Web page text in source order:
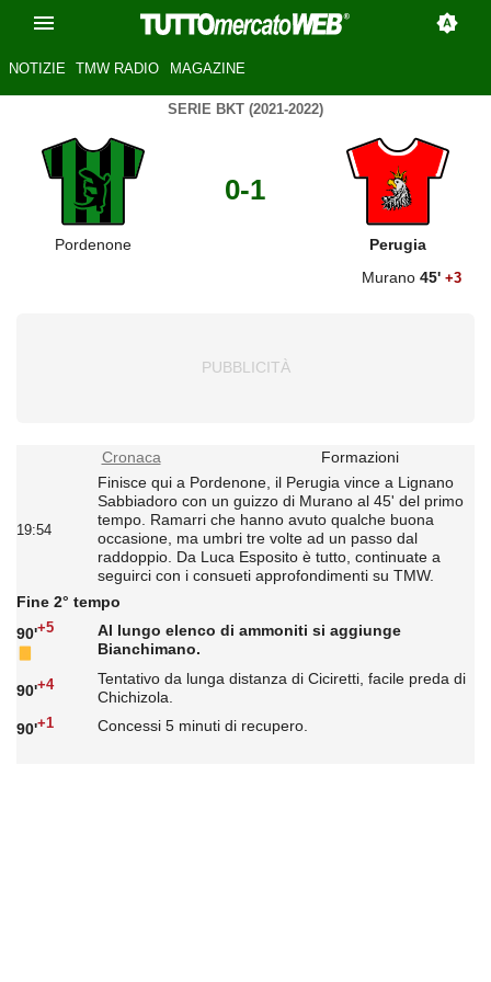
NOTIZIE TMW RADIO MAGAZINE
SERIE BKT (2021-2022)
Pordenone
0-1
Perugia
Murano 45' +3
Cronaca Formazioni
19:54
Finisce qui a Pordenone, il Perugia vince a Lignano
Sabbiadoro con un guizzo di Murano al 45' del primo
tempo. Ramarri che hanno avuto qualche buona
occasione, ma umbri tre volte ad un passo dal
raddoppio. Da Luca Esposito è tutto, continuate a
seguirci con i consueti approfondimenti su TMW.
Fine 2° tempo
90'+5
Al lungo elenco di ammoniti si aggiunge
Bianchimano.
90'+4
Tentativo da lunga distanza di Ciciretti, facile preda di
Chichizola.
90'+1 Concessi 5 minuti di recupero.